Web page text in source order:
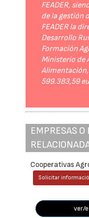
FEADER,
de la gestión
FEADER la
Desarrollo
Formación
Ministerio de
599.383,59
EMPRESAS
Cooperativas
Solicitar
ver/